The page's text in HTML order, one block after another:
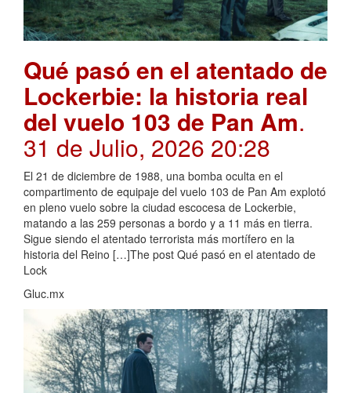
Qué pasó en el atentado de
Lockerbie: la historia real
del vuelo 103 de Pan Am.
31 de Julio, 2026 20:28
El 21 de diciembre de 1988, una bomba oculta en el
compartimento de equipaje del vuelo 103 de Pan Am explotó
en pleno vuelo sobre la ciudad escocesa de Lockerbie,
matando a las 259 personas a bordo y a 11 más en tierra.
Sigue siendo el atentado terrorista más mortífero en la
historia del Reino […]The post Qué pasó en el atentado de
Lock
Gluc.mx